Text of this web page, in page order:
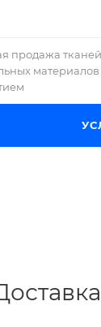
продажа
материалов